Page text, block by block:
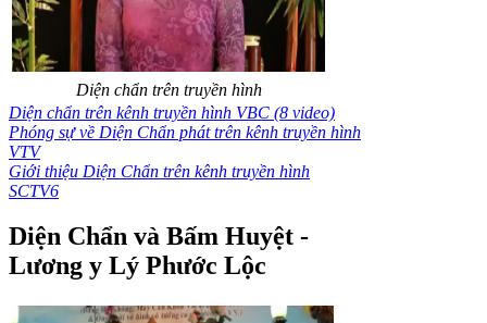
Diện chẩn trên truyền hình
Diện chẩn trên kênh truyền hình VBC (8 video)
Phóng sự về Diện Chẩn phát trên kênh truyền hình
VTV
Giới thiệu Diện Chẩn trên kênh truyền hình
SCTV6
Diện Chẩn và Bấm Huyệt -
Lương y Lý Phước Lộc